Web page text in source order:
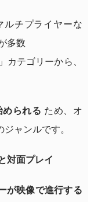
ルチプライヤーな
多数
カテゴリーから、
められる ため、オ
ャンルです。
対面プレイ
が映像で進行する